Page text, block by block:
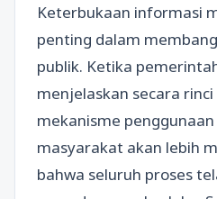
Keterbukaan informasi
penting dalam
publik. Ketika
menjelaskan secara
mekanisme
masyarakat akan lebih
bahwa seluruh proses